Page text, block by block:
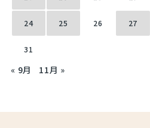
24 25 26 27
31
« 9月 11月 »